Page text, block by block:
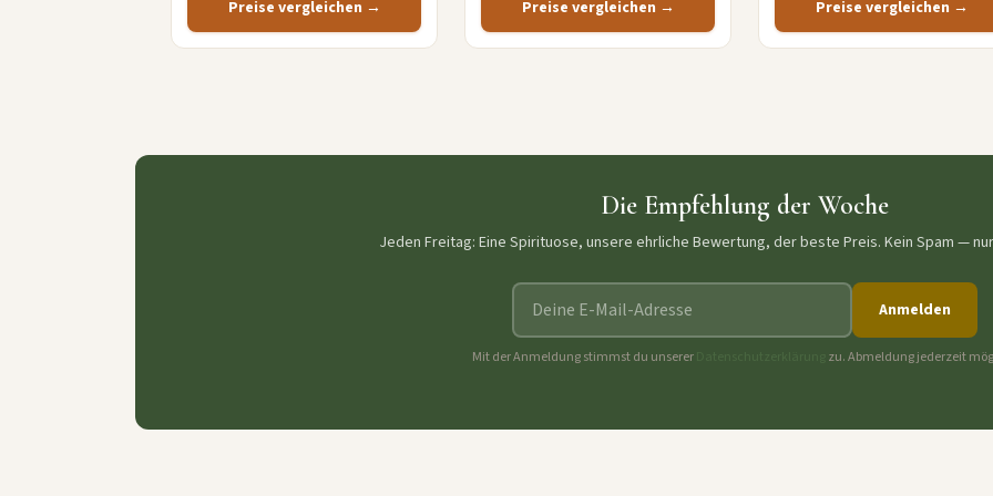
Preise vergleichen → Preise vergleichen → Preise vergleichen →
Die Empfehlung der Woche
Jeden Freitag: Eine Spirituose, unsere ehrliche Bewertung, der beste Preis. Kein Spam —
E-Mail-Adresse
Anmelden
Mit der Anmeldung stimmst du unserer zu. Abmeldung jederzeit